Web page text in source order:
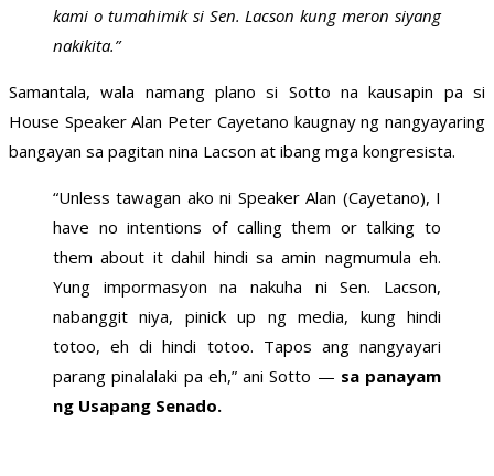
kami o tumahimik si Sen. Lacson kung meron siyang
nakikita.”
Samantala, wala namang plano si Sotto na kausapin pa si
House Speaker Alan Peter Cayetano kaugnay ng nangyayaring
bangayan sa pagitan nina Lacson at ibang mga kongresista.
“Unless tawagan ako ni Speaker Alan (Cayetano), I
have no intentions of calling them or talking to
them about it dahil hindi sa amin nagmumula eh.
Yung impormasyon na nakuha ni Sen. Lacson,
nabanggit niya, pinick up ng media, kung hindi
totoo, eh di hindi totoo. Tapos ang nangyayari
parang pinalalaki pa eh,” ani Sotto — sa panayam
ng Usapang Senado.